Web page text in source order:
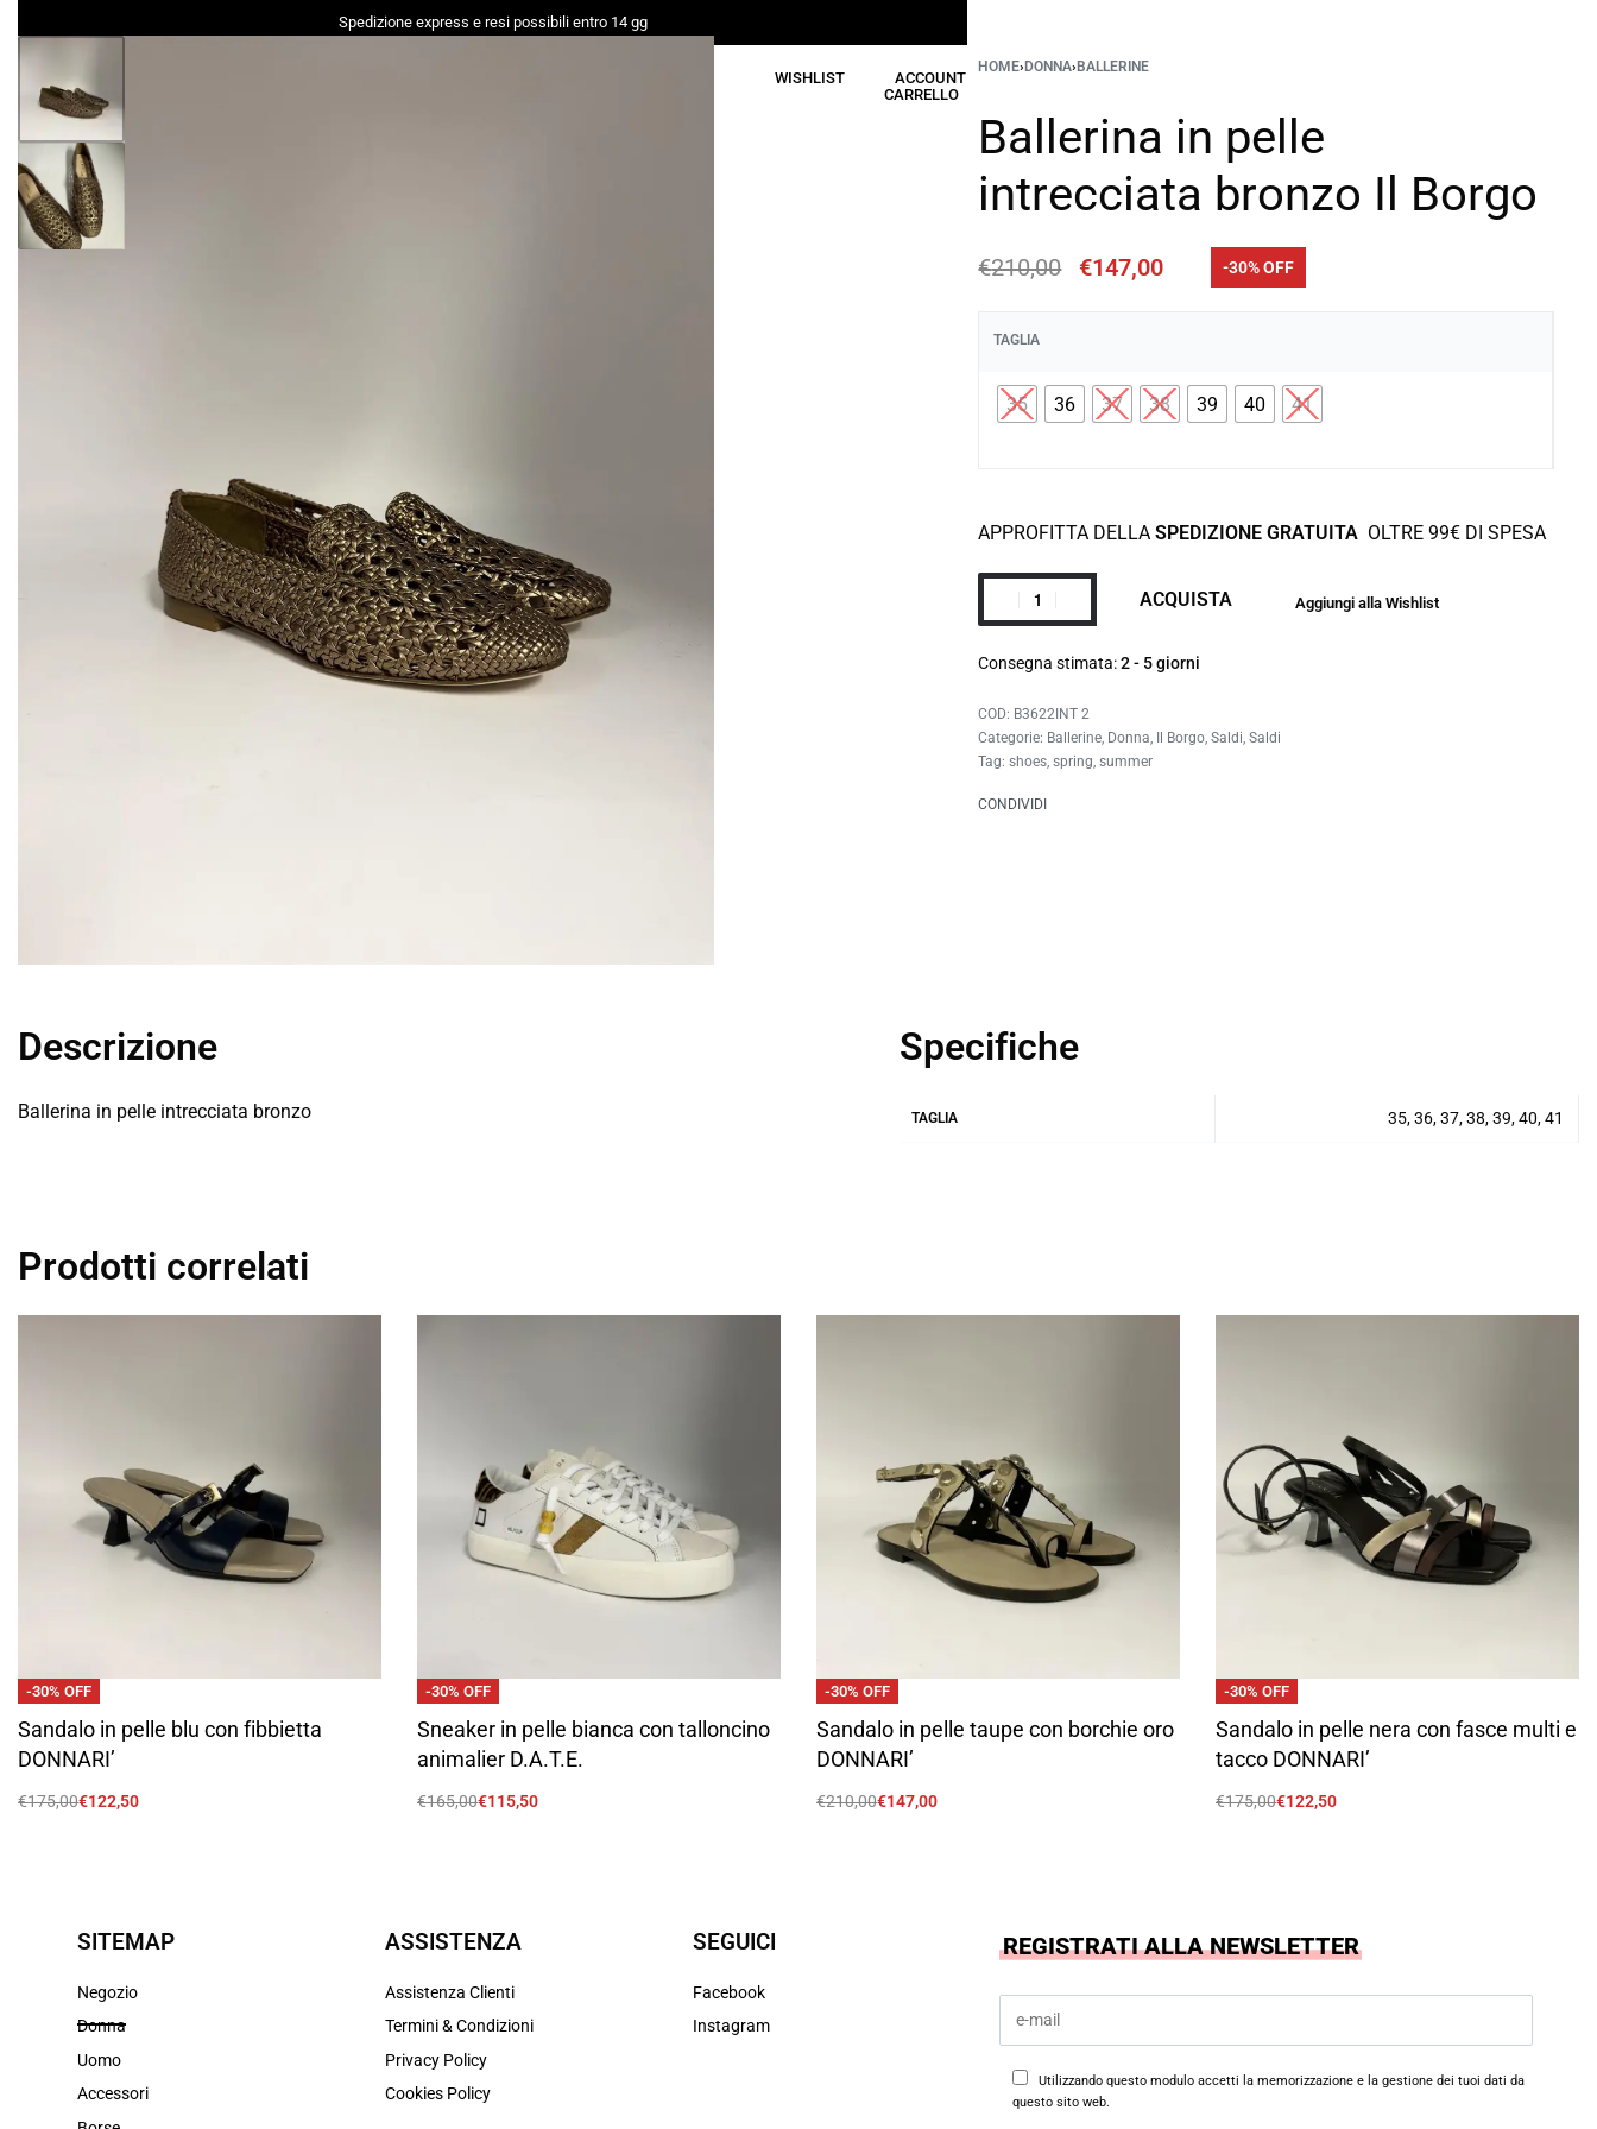
Spedizione express e resi possibili entro 14 gg
WISHLIST
ACCOUNT
CARRELLO
HOME› DONNA› BALLERINE
Ballerina in pelle
intrecciata bronzo Il Borgo
€210,00 €147,00 -30% OFF
TAGLIA
35 36 37 38 39 40 41
APPROFITTA DELLASPEDIZIONE GRATUITA OLTRE 99€ DI SPESA
ACQUISTA Aggiungi alla Wishlist
Consegna stimata: 2 - 5 giorni
B3622INT 2
Categorie: Ballerine, Donna, Il Borgo,Saldi,Saldi
Tag:shoes,spring,summer
CONDIVIDI
Descrizione
Ballerina in pelle intrecciata bronzo
Specifiche
TAGLIA 35, 36, 37, 38, 39, 40, 41
Prodotti correlati
-30% OFF
Sandalo in pelle blu con fibbietta
DONNARI’
€175,00€122,50
-30% OFF
Sneaker in pelle bianca con talloncino
animalier D.A.T.E.
€165,00€115,50
-30% OFF
Sandalo in pelle taupe con borchie oro
DONNARI’
€210,00€147,00
-30% OFF
Sandalo in pelle nera con fasce multi e
tacco DONNARI’
€175,00€122,50
SITEMAP
Negozio
Donna
Uomo
Accessori
ASSISTENZA
Assistenza Clienti
Termini & Condizioni
Privacy Policy
Cookies Policy
SEGUICI
Facebook
Instagram
REGISTRATI ALLA NEWSLETTER
Utilizzando questo modulo accetti la memorizzazione e la gestione dei tuoi dati da
questo sito web.